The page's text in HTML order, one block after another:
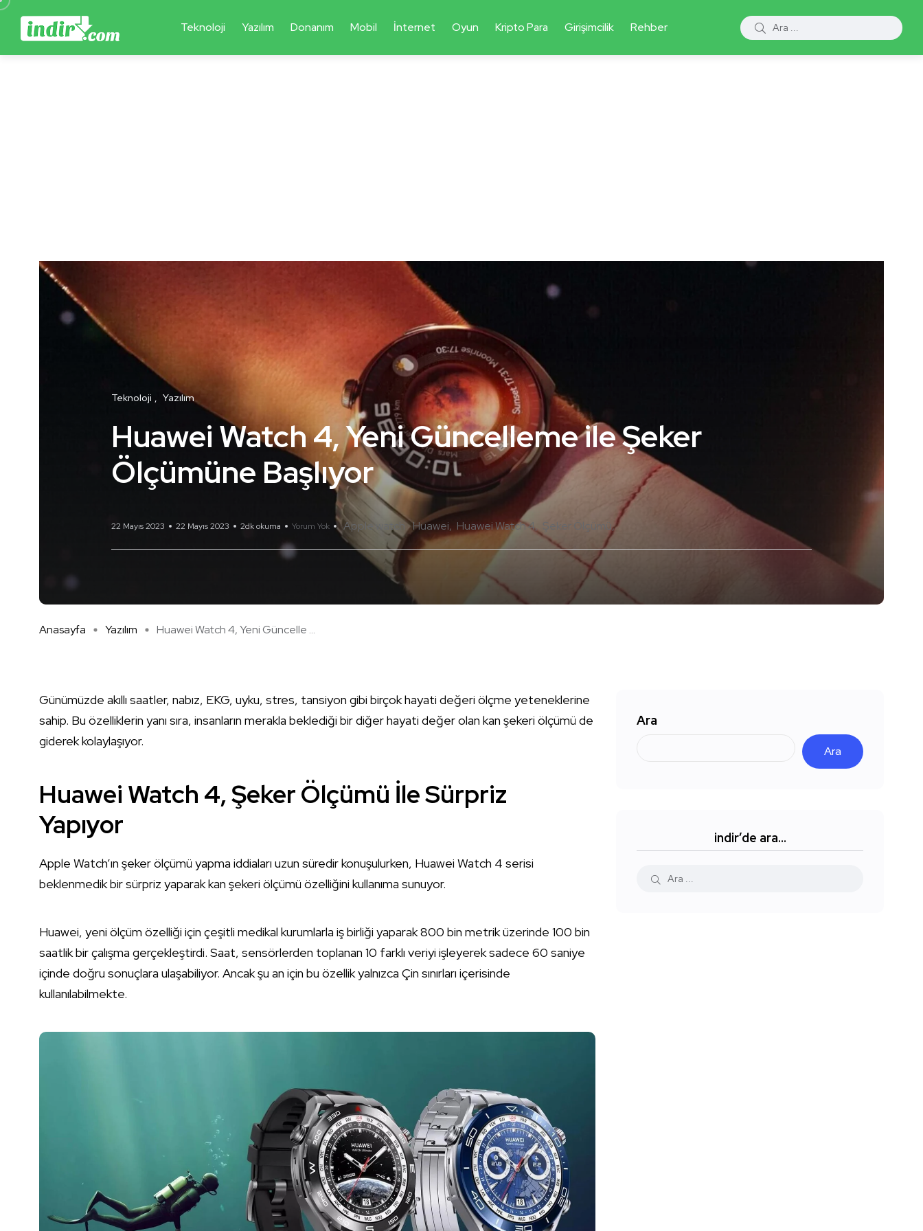
Teknoloji Yazılım Donanım Mobil İnternet Oyun Kripto Para Girişimcilik Rehber
Teknoloji Yazılım
Huawei Watch 4, Yeni Güncelleme ile Şeker
Ölçümüne Başlıyor
22 Mayıs 2023 22 Mayıs 2023 2dk okuma Yorum Yok Apple watch Huawei Huawei Watch 4 Şeker Ölçümü
Anasayfa Yazılım Huawei Watch 4, Yeni Güncelle ...
Günümüzde akıllı saatler, nabız, EKG, uyku, stres, tansiyon gibi birçok hayati değeri ölçme yeteneklerine
sahip. Bu özelliklerin yanı sıra, insanların merakla beklediği bir diğer hayati değer olan kan şekeri ölçümü de
giderek kolaylaşıyor.
Huawei Watch 4, Şeker Ölçümü İle Sürpriz
Yapıyor
Apple Watch’ın şeker ölçümü yapma iddiaları uzun süredir konuşulurken, Huawei Watch 4 serisi
beklenmedik bir sürpriz yaparak kan şekeri ölçümü özelliğini kullanıma sunuyor.
Huawei, yeni ölçüm özelliği için çeşitli medikal kurumlarla iş birliği yaparak 800 bin metrik üzerinde 100 bin
saatlik bir çalışma gerçekleştirdi. Saat, sensörlerden toplanan 10 farklı veriyi işleyerek sadece 60 saniye
içinde doğru sonuçlara ulaşabiliyor. Ancak şu an için bu özellik yalnızca Çin sınırları içerisinde
kullanılabilmekte.
Ara
Ara
indir’de ara…